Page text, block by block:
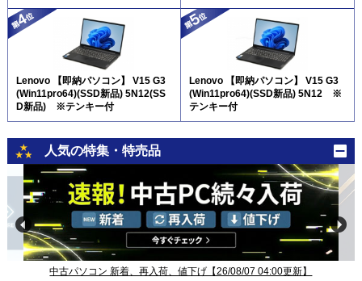
Lenovo 【即納パソコン】 V15 G3
(Win11pro64)(SSD新品) 5N12(SS
D新品) ※テンキー付
Lenovo 【即納パソコン】 V15 G3
(Win11pro64)(SSD新品) 5N12 ※
テンキー付
人気の特集・特売品
中古パソコン 新着、再入荷、値下げ【26/08/07 04:00更新】